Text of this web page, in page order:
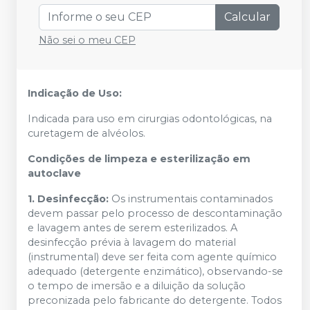
Calcular
Não sei o meu CEP
Indicação de Uso:
Indicada para uso em cirurgias odontológicas, na
curetagem de alvéolos.
Condições de limpeza e esterilização em
autoclave
1. Desinfecção: Os instrumentais contaminados
devem passar pelo processo de descontaminação
e lavagem antes de serem esterilizados. A
desinfecção prévia à lavagem do material
(instrumental) deve ser feita com agente químico
adequado (detergente enzimático), observando-se
o tempo de imersão e a diluição da solução
preconizada pelo fabricante do detergente. Todos